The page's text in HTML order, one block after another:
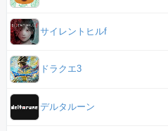
サイレントヒルf
ドラクエ3
デルタルーン